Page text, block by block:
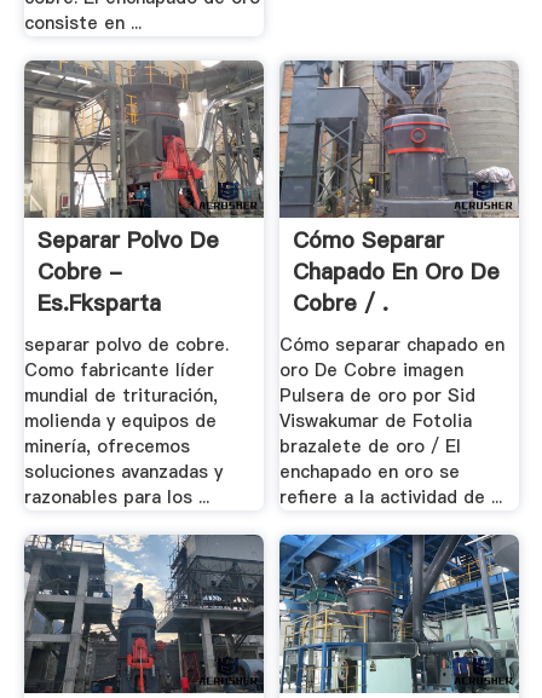
consiste en ...
Separar Polvo De
Cobre -
Es.fksparta
separar polvo de cobre.
Como fabricante líder
mundial de trituración,
molienda y equipos de
minería, ofrecemos
soluciones avanzadas y
razonables para los ...
Cómo Separar
Chapado En Oro De
Cobre / .
Cómo separar chapado en
oro De Cobre imagen
Pulsera de oro por Sid
Viswakumar de Fotolia
brazalete de oro / El
enchapado en oro se
refiere a la actividad de ...